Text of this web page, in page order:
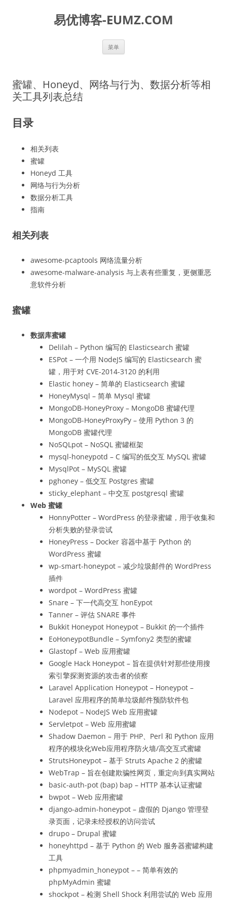
易优博客-EUMZ.COM
菜单
蜜罐、Honeyd、网络与行为、数据分析等相
关工具列表总结
目录
相关列表
蜜罐
Honeyd 工具
网络与行为分析
数据分析工具
指南
相关列表
awesome-pcaptools 网络流量分析
awesome-malware-analysis 与上表有些重复，更侧重恶
意软件分析
蜜罐
数据库蜜罐
Delilah – Python 编写的 Elasticsearch 蜜罐
ESPot – 一个用 NodeJS 编写的 Elasticsearch 蜜
罐，用于对 CVE-2014-3120 的利用
Elastic honey – 简单的 Elasticsearch 蜜罐
HoneyMysql – 简单 Mysql 蜜罐
MongoDB-HoneyProxy – MongoDB 蜜罐代理
MongoDB-HoneyProxyPy – 使用 Python 3 的
MongoDB 蜜罐代理
NoSQLpot – NoSQL 蜜罐框架
mysql-honeypotd – C 编写的低交互 MySQL 蜜罐
MysqlPot – MySQL 蜜罐
pghoney – 低交互 Postgres 蜜罐
sticky_elephant – 中交互 postgresql 蜜罐
Web 蜜罐
HonnyPotter – WordPress 的登录蜜罐，用于收集和
分析失败的登录尝试
HoneyPress – Docker 容器中基于 Python 的
WordPress 蜜罐
wp-smart-honeypot – 减少垃圾邮件的 WordPress
插件
wordpot – WordPress 蜜罐
Snare – 下一代高交互 honEypot
Tanner – 评估 SNARE 事件
Bukkit Honeypot Honeypot – Bukkit 的一个插件
EoHoneypotBundle – Symfony2 类型的蜜罐
Glastopf – Web 应用蜜罐
Google Hack Honeypot – 旨在提供针对那些使用搜
索引擎探测资源的攻击者的侦察
Laravel Application Honeypot – Honeypot –
Laravel 应用程序的简单垃圾邮件预防软件包
Nodepot – NodeJS Web 应用蜜罐
Servletpot – Web 应用蜜罐
Shadow Daemon – 用于 PHP、Perl 和 Python 应用
程序的模块化Web应用程序防火墙/高交互式蜜罐
StrutsHoneypot – 基于 Struts Apache 2 的蜜罐
WebTrap – 旨在创建欺骗性网页，重定向到真实网站
basic-auth-pot (bap) bap – HTTP 基本认证蜜罐
bwpot – Web 应用蜜罐
django-admin-honeypot – 虚假的 Django 管理登
录页面，记录未经授权的访问尝试
drupo – Drupal 蜜罐
honeyhttpd – 基于 Python 的 Web 服务器蜜罐构建
工具
phpmyadmin_honeypot – – 简单有效的
phpMyAdmin 蜜罐
shockpot – 检测 Shell Shock 利用尝试的 Web 应用